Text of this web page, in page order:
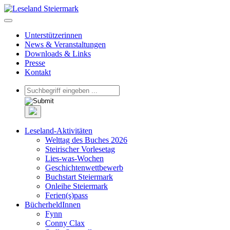
Unterstützerinnen
News & Veranstaltungen
Downloads & Links
Presse
Kontakt
Leseland-Aktivitäten
Welttag des Buches 2026
Steirischer Vorlesetag
Lies-was-Wochen
Geschichtenwettbewerb
Buchstart Steiermark
Onleihe Steiermark
Ferien(s)pass
BücherheldInnen
Fynn
Conny Clax